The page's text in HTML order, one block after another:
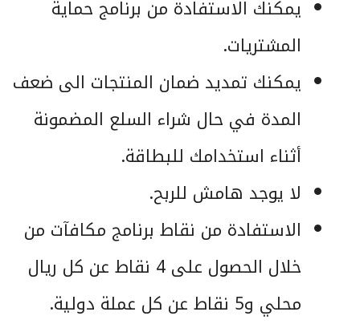
يمكنك الاستفادة من برنامج حماية
المشتريات.
يمكنك تمديد ضمان المنتجات الى ضعف
المدة في حال شراء السلع المضمونة
أثناء استخدامك للبطاقة.
لا يوجد هامش للربح.
الاستفادة من نقاط برنامج مكافآت من
خلال الحصول على 4 نقاط عن كل ريال
محلي و5 نقاط عن كل عملة دولية.